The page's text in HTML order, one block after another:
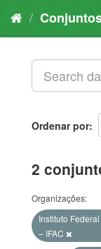
Ordenar por
2
Organizações:
Instituto
– IFAC